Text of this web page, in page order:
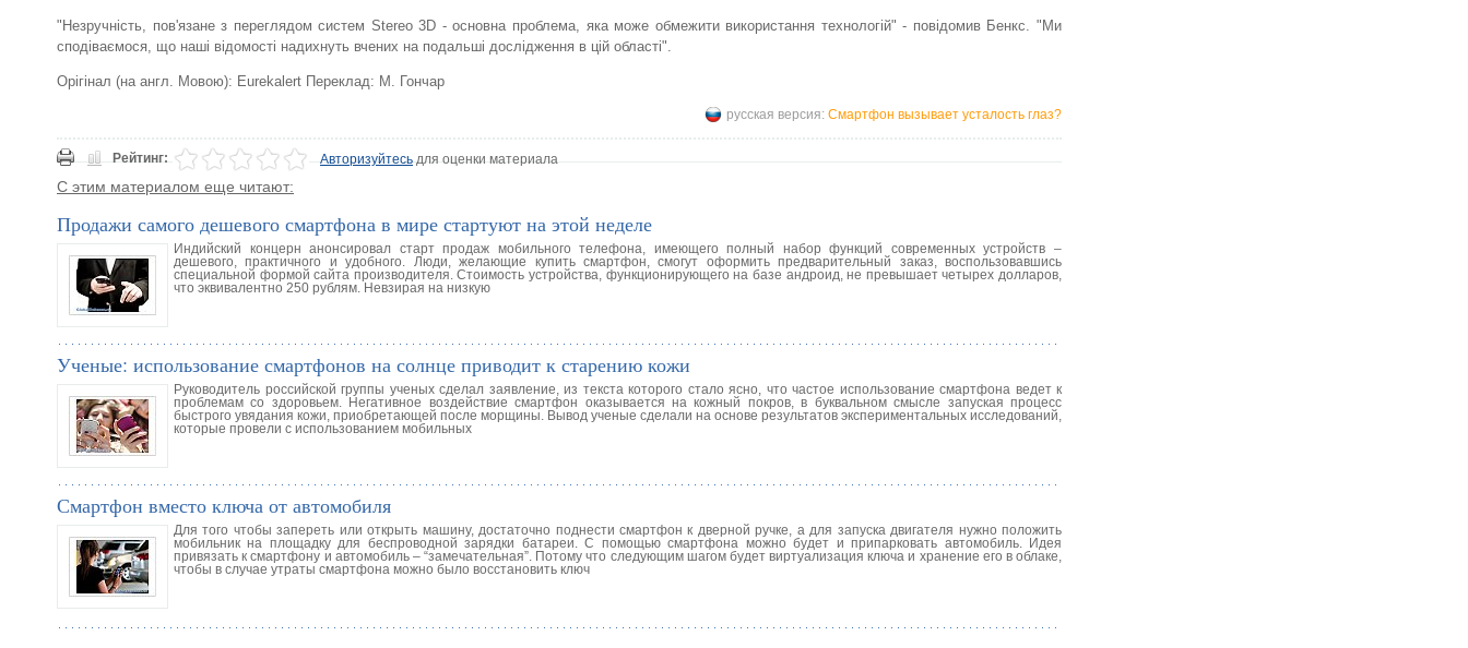
"Незручність, пов'язане з переглядом систем Stereo 3D - основна проблема, яка може обмежити використання технологій" - повідомив Бенкс. "Ми
сподіваємося, що наші відомості надихнуть вчених на подальші дослідження в цій області".
Орігінал (на англ. Мовою): Eurekalert Переклад: М. Гончар
русская версия: Смартфон вызывает усталость глаз?
Рейтинг: Авторизуйтесьдля оценки материала
С этим материалом еще читают:
Продажи самого дешевого смартфона в мире стартуют на этой неделе
Индийский концерн анонсировал старт продаж мобильного телефона, имеющего полный набор функций современных устройств –
дешевого, практичного и удобного. Люди, желающие купить смартфон, смогут оформить предварительный заказ, воспользовавшись
специальной формой сайта производителя. Стоимость устройства, функционирующего на базе андроид, не превышает четырех долларов,
что эквивалентно 250 рублям. Невзирая на низкую
Ученые: использование смартфонов на солнце приводит к старению кожи
Руководитель российской группы ученых сделал заявление, из текста которого стало ясно, что частое использование смартфона ведет к
проблемам со здоровьем. Негативное воздействие смартфон оказывается на кожный покров, в буквальном смысле запуская процесс
быстрого увядания кожи, приобретающей после морщины. Вывод ученые сделали на основе результатов экспериментальных исследований,
которые провели с использованием мобильных
Смартфон вместо ключа от автомобиля
Для того чтобы запереть или открыть машину, достаточно поднести смартфон к дверной ручке, а для запуска двигателя нужно положить
мобильник на площадку для беспроводной зарядки батареи. С помощью смартфона можно будет и припарковать автомобиль. Идея
привязать к смартфону и автомобиль – “замечательная”. Потому что следующим шагом будет виртуализация ключа и хранение его в облаке,
чтобы в случае утраты смартфона можно было восстановить ключ